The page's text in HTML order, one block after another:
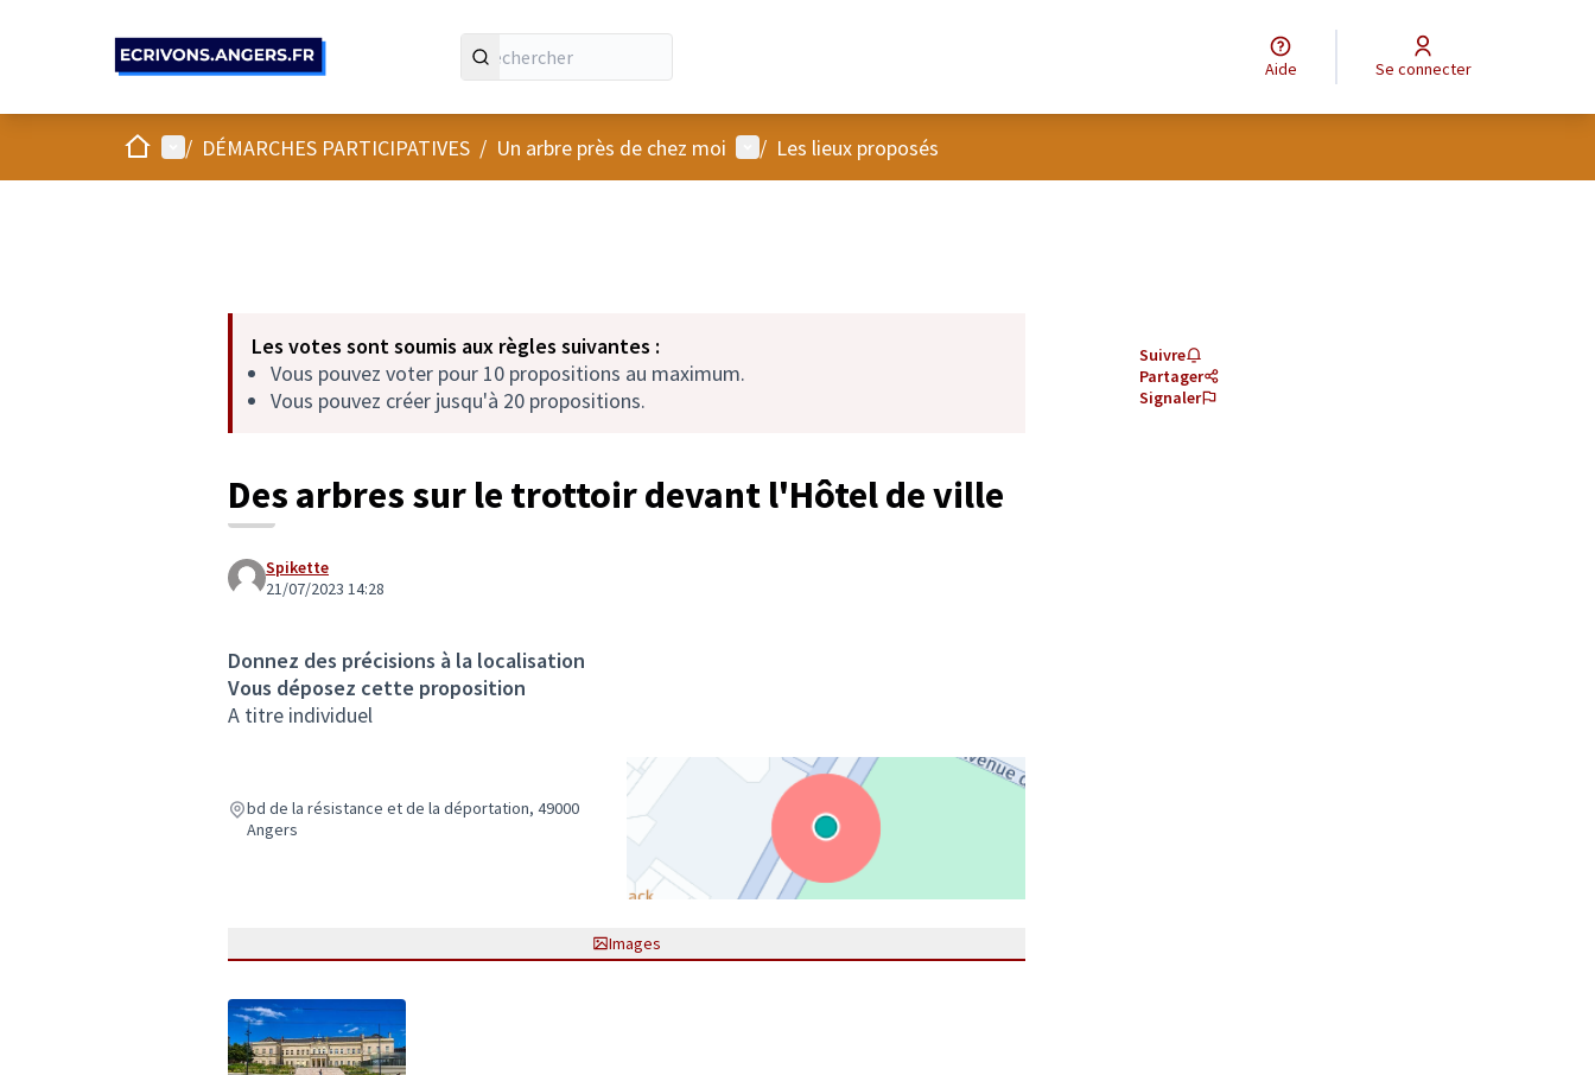
Aide Se connecter
AccueilMenu principal
/ DÉMARCHES PARTICIPATIVES / Un arbre près de chez moi Menu utilisateur
/ Les lieux proposés
Les votes sont soumis aux règles suivantes :
Vous pouvez voter pour 10 propositions au maximum.
Vous pouvez créer jusqu'à 20 propositions.
Des arbres sur le trottoir devant l'Hôtel de ville
Spikette
21/07/2023 14:28
Donnez des précisions à la localisation
Vous déposez cette proposition
A titre individuel
bd de la résistance et de la déportation, 49000
Angers
Images
Suivre
Partager
Signaler